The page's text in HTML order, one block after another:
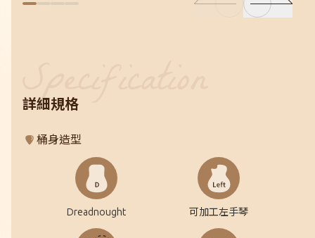
詳細規格
桶身造型
Dreadnought 可加工左手琴